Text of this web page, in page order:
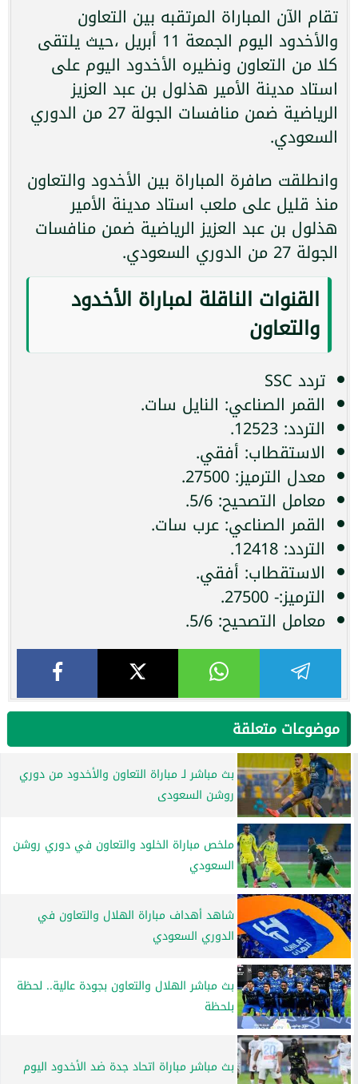
تقام الآن المباراة المرتقبه بين التعاون
والأخدود اليوم الجمعة 11 أبريل ،حيث يلتقى
كلا من التعاون ونظيره الأخدود اليوم على
استاد مدينة الأمير هذلول بن عبد العزيز
الرياضية ضمن منافسات الجولة 27 من الدوري
السعودي.
وانطلقت صافرة المباراة بين الأخدود والتعاون
منذ قليل على ملعب استاد مدينة الأمير
هذلول بن عبد العزيز الرياضية ضمن منافسات
الجولة 27 من الدوري السعودي.
القنوات الناقلة لمباراة الأخدود
والتعاون
تردد SSC
القمر الصناعي: النايل سات.
التردد: 12523.
الاستقطاب: أفقي.
معدل الترميز: 27500.
معامل التصحيح: 5/6.
القمر الصناعي: عرب سات.
التردد: 12418.
الاستقطاب: أفقي.
الترميز:- 27500.
معامل التصحيح: 5/6.
موضوعات متعلقة
بث مباشر لـ مباراة التعاون والأخدود من دوري
روشن السعودى
ملخص مباراة الخلود والتعاون في دوري روشن
السعودي
شاهد أهداف مباراة الهلال والتعاون في
الدوري السعودي
بث مباشر الهلال والتعاون بجودة عالية.. لحظة
بلحظة
بث مباشر مباراة اتحاد جدة ضد الأخدود اليوم